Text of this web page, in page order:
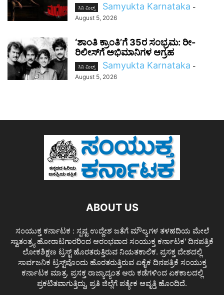
ಸಿನಿ ಮಿಲ್ಸ್ Samyukta Karnataka -
August 5, 2026
‘ಶಾಂತಿ ಕ್ರಾಂತಿ’ಗೆ 35ರ ಸಂಭ್ರಮ: ರೀ-
ರಿಲೀಸ್‌ಗೆ ಅಭಿಮಾನಿಗಳ ಆಗ್ರಹ
ಸಿನಿ ಮಿಲ್ಸ್ Samyukta Karnataka -
August 5, 2026
ABOUT US
ಸಂಯುಕ್ತ ಕರ್ನಾಟಕ : ಸ್ಪಷ್ಟ ಉದ್ದೇಶ ಜತೆಗೆ ಮೌಲ್ಯಗಳ ತಳಹದಿಯ ಮೇಲೆ
ಸ್ವಾತಂತ್ರ್ಯ ಹೋರಾಟಗಾರರಿಂದ ಆರಂಭವಾದ ಸಂಯುಕ್ತ ಕರ್ನಾಟಕ' ದಿನಪತ್ರಿಕೆ
ಲೋಕಶಿಕ್ಷಣ ಟ್ರಸ್ಟ್ ಹೊರತರುತ್ತಿರುವ ನಿಯತಕಾಲಿಕ. ಪ್ರಸಕ್ತ ದೇಶದಲ್ಲಿ
ಸಾರ್ವಜನಿಕ ಟ್ರಸ್ಟ್‌ವೊಂದು ಹೊರತರುತ್ತಿರುವ ಏಕೈಕ ದಿನಪತ್ರಿಕೆ ಸಂಯುಕ್ತ
ಕರ್ನಾಟಕ ಮಾತ್ರ. ಪ್ರಸಕ್ತ ರಾಜ್ಯಾದ್ಯಂತ ಆರು ಕಡೆಗಳಿಂದ ಏಕಕಾಲದಲ್ಲಿ
ಪ್ರಕಟಿತವಾಗುತ್ತಿದ್ದು, ಪ್ರತಿ ಜಿಲ್ಲೆಗೆ ಪತ್ಯೇಕ ಆವೃತ್ತಿ ಹೊಂದಿದೆ.